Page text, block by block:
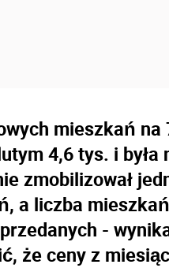
mieszkań
4,6 tys. i
zmobilizował
a liczba
-
że ceny z